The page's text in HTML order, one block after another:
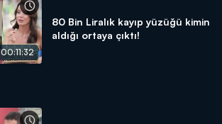
00:11:32
80 Bin Liralık kayıp yüzüğü kimin
aldığı ortaya çıktı!